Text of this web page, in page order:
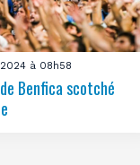
à 08h58
Benfica scotché